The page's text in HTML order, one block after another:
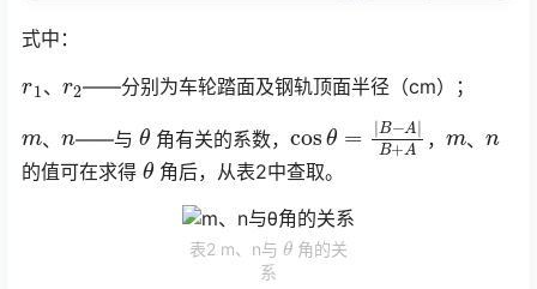
式中：
、 ——分别为车轮踏面及钢轨顶面半径（cm）；
、 ——与θ 角有关的系数， cosθ B−A|B ， 、
的值可在求得 θ 角后，从表2中查取。󠅅󠅃󠄵󠅂󠄪󠇖󠆨󠆨󠇕󠆞󠆒󠅬󠇘󠆭󠆘󠇙󠆝󠅵󠇗󠆭󠆁󠄐󠇗󠅹󠅸󠇖󠆍󠅳󠇖󠅹󠅰󠇖󠆌󠅹
表2 m、n与
θ
角的关
系